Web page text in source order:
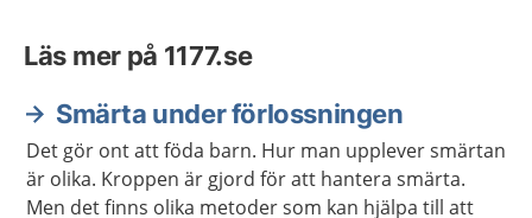
Läs mer på 1177.se
Smärta under förlossningen
Det gör ont att föda barn. Hur man upplever smärtan
är olika. Kroppen är gjord för att hantera smärta.
Men det finns olika metoder som kan hjälpa till att